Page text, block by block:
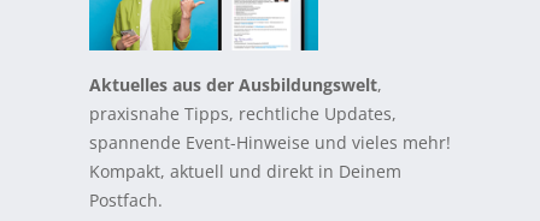
Aktuelles aus der Ausbildungswelt,
praxisnahe Tipps, rechtliche Updates,
spannende Event-Hinweise und vieles mehr!
Kompakt, aktuell und direkt in Deinem
Postfach.